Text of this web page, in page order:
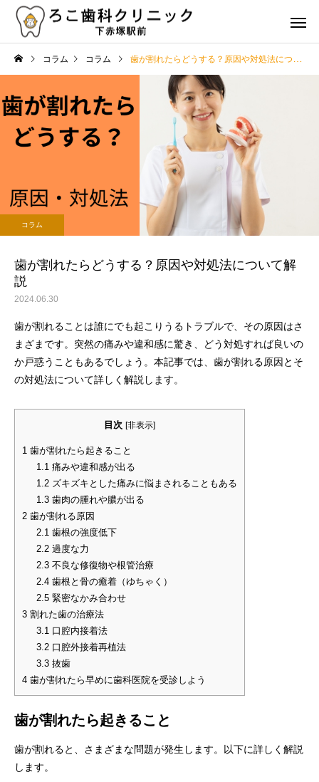
歯の詰め物やクラウンの種
類とその特徴は？選び方の
ポイントも解説
コラム
歯の健康を維持するた
食事と栄養のポイント
コラム コラム 歯が割れたらどうする？原因や対処法について解説
コラム
歯が割れたらどうする？原因や対処法について解
説
2024.06.30
歯が割れることは誰にでも起こりうるトラブルで、その原因はさ
まざまです。突然の痛みや違和感に驚き、どう対処すれば良いの
か戸惑うこともあるでしょう。本記事では、歯が割れる原因とそ
の対処法について詳しく解説します。
目次 [非表示]
1 歯が割れたら起きること
1.1痛みや違和感が出る
1.2ズキズキとした痛みに悩まされることもある
1.3歯肉の腫れや膿が出る
2 歯が割れる原因
2.1歯根の強度低下
2.2過度な力
2.3不良な修復物や根管治療
2.4歯根と骨の癒着（ゆちゃく）
2.5緊密なかみ合わせ
3 割れた歯の治療法
3.1口腔内接着法
3.2口腔外接着再植法
3.3抜歯
4 歯が割れたら早めに歯科医院を受診しよう
歯が割れたら起きること
歯が割れると、さまざまな問題が発生します。以下に詳しく解説
します。